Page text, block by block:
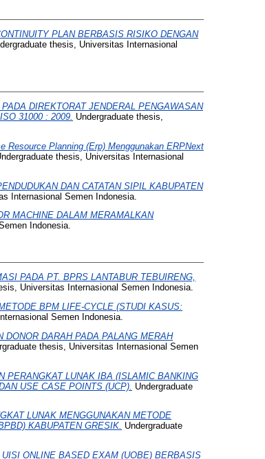
PLAN BERBASIS RISIKO DENGAN
thesis, Universitas Internasional
DIREKTORAT JENDERAL PENGAWASAN
31000 : 2009.
Undergraduate thesis,
Resource Planning (Erp) Menggunakan ERPNext
thesis, Universitas Internasional
DAN CATATAN SIPIL KABUPATEN
Internasional Semen Indonesia.
MACHINE DALAM MERAMALKAN
Indonesia.
PADA PT. BPRS LANTABUR TEBUIRENG,
Universitas Internasional Semen Indonesia.
BPM LIFE-CYCLE (STUDI KASUS:
Semen Indonesia.
DARAH PADA PALANG MERAH
thesis, Universitas Internasional Semen
PERANGKAT LUNAK IBA (ISLAMIC BANKING
USE CASE POINTS (UCP). Undergraduate
LUNAK MENGGUNAKAN METODE
KABUPATEN GRESIK. Undergraduate
ONLINE BASED EXAM (UOBE) BERBASIS